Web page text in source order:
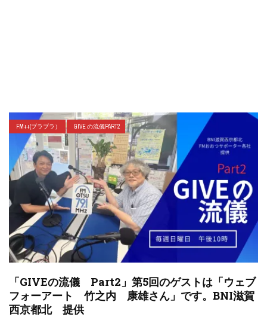
FM++(プラプラ） GIVE の流儀PART2
「GIVEの流儀 Part2」第5回のゲストは「ウェブ
フォーアート 竹之内 康雄さん」です。BNI滋賀
西京都北 提供